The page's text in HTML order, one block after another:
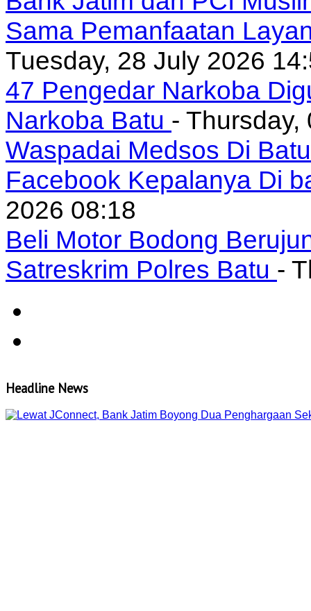
Sama Pemanfaatan
Tuesday, 28 July 2026
47 Pengedar Narkoba
Narkoba Batu - Thursday,
Waspadai Medsos Di
Facebook Kepalanya Di
2026 08:18
Beli Motor Bodong
Satreskrim Polres Batu -
Headline News